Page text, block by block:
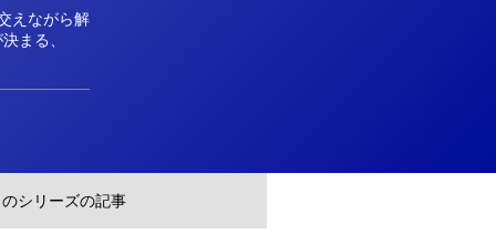
えながら解
まる、
シリーズの記事